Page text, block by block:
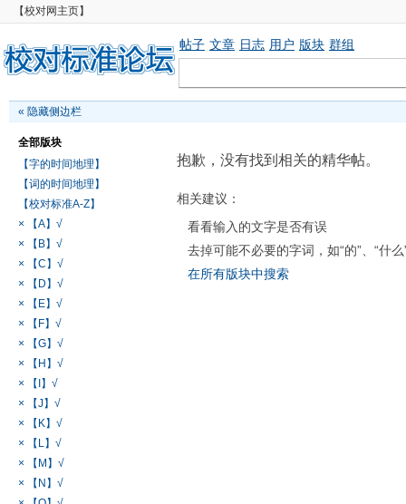
【校对网主页】
帖子 文章 日志 用户 版块 群组
« 隐藏侧边栏
全部版块
【字的时间地理】
【词的时间地理】
【校对标准A-Z】
× 【A】√
× 【B】√
× 【C】√
× 【D】√
× 【E】√
× 【F】√
× 【G】√
× 【H】√
× 【I】√
× 【J】√
× 【K】√
× 【L】√
× 【M】√
× 【N】√
抱歉，没有找到相关的精华帖。
相关建议：
看看输入的文字是否有误
去掉可能不必要的字词，如“的”、“什么
在所有版块中搜索